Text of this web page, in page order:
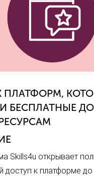
ПЛАТФОРМ,
БЕСПЛАТНЫЕ
Skills4u открывает
доступ к платформе до